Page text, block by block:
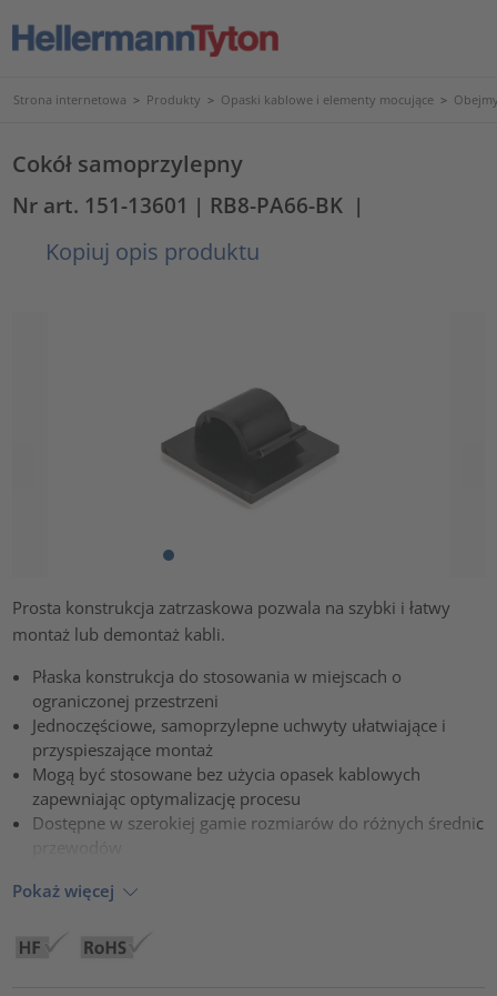
Strona internetowa > Produkty > Opaski kablowe i elementy mocujące >
Cokół samoprzylepny
Nr art. 151-13601 | RB8-PA66-BK |
Kopiuj opis produktu
Prosta konstrukcja zatrzaskowa pozwala na szybki i łatwy
montaż lub demontaż kabli.
Płaska konstrukcja do stosowania w miejscach o
ograniczonej przestrzeni
Jednoczęściowe, samoprzylepne uchwyty ułatwiające i
przyspieszające montaż
Mogą być stosowane bez użycia opasek kablowych
zapewniając optymalizację procesu
Dostępne w szerokiej gamie rozmiarów do różnych średnic
Pokaż więcej